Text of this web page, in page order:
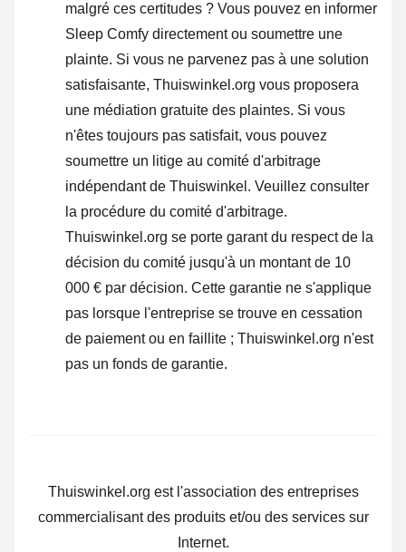
malgré ces certitudes ? Vous pouvez en informer
Sleep Comfy directement ou soumettre une
plainte. Si vous ne parvenez pas à une solution
satisfaisante, Thuiswinkel.org vous proposera
une médiation gratuite des plaintes. Si vous
n'êtes toujours pas satisfait, vous pouvez
soumettre un litige au comité d'arbitrage
indépendant de Thuiswinkel. Veuillez consulter
la procédure du comité d'arbitrage.
Thuiswinkel.org se porte garant du respect de la
décision du comité jusqu'à un montant de 10
000 € par décision. Cette garantie ne s'applique
pas lorsque l'entreprise se trouve en cessation
de paiement ou en faillite ; Thuiswinkel.org n'est
pas un fonds de garantie.
Thuiswinkel.org est l'association des entreprises
commercialisant des produits et/ou des services sur
Internet.